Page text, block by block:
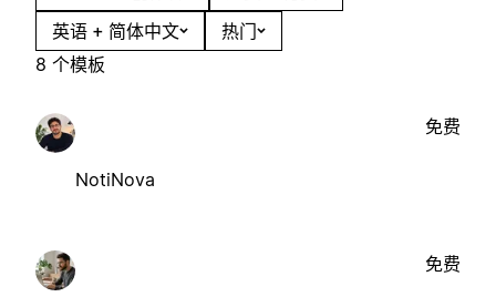
英语 + 简体中文
热门
8 个模板
NotiNova
免费
免费